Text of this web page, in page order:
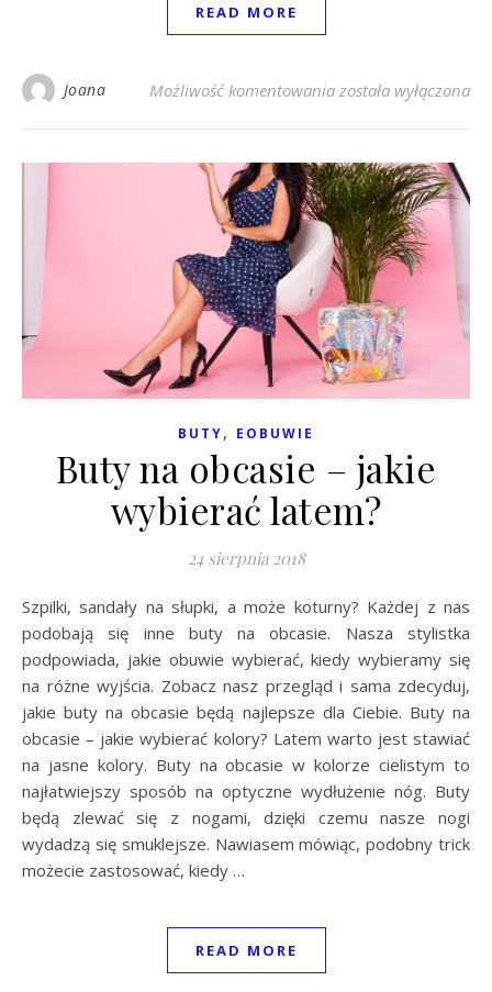
READ MORE
Joana Możliwość komentowania Buty na randkę –
została wyłączona
BUTY, EOBUWIE
Buty na obcasie – jakie
wybierać latem?
24 sierpnia 2018
Szpilki, sandały na słupki, a może koturny? Każdej z nas
podobają się inne buty na obcasie. Nasza stylistka
podpowiada, jakie obuwie wybierać, kiedy wybieramy się
na różne wyjścia. Zobacz nasz przegląd i sama zdecyduj,
jakie buty na obcasie będą najlepsze dla Ciebie. Buty na
obcasie – jakie wybierać kolory? Latem warto jest stawiać
na jasne kolory. Buty na obcasie w kolorze cielistym to
najłatwiejszy sposób na optyczne wydłużenie nóg. Buty
będą zlewać się z nogami, dzięki czemu nasze nogi
wydadzą się smuklejsze. Nawiasem mówiąc, podobny trick
możecie zastosować, kiedy …
READ MORE